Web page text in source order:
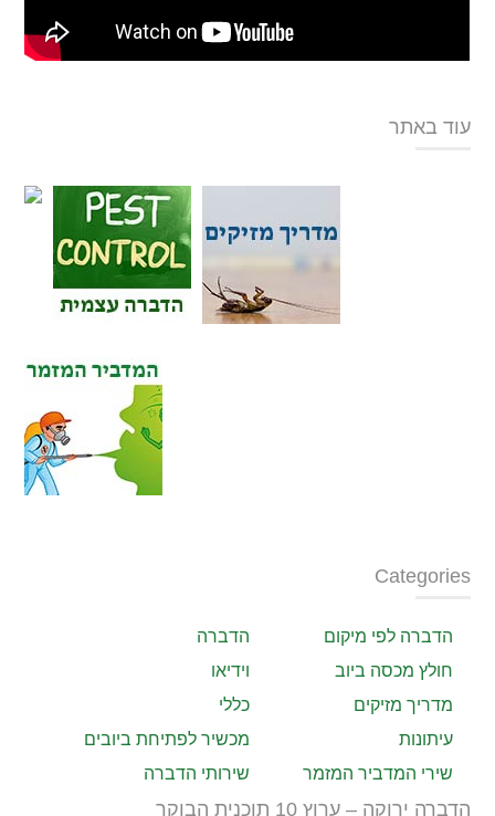
עוד באתר
Categories
הדברה
הדברה לפי מיקום
וידיאו
חולץ מכסה ביוב
כללי
מדריך מזיקים
מכשיר לפתיחת ביובים
עיתונות
שירותי הדברה
שירי המדביר המזמר
הדברה ירוקה – ערוץ 10 תוכנית הבוקר